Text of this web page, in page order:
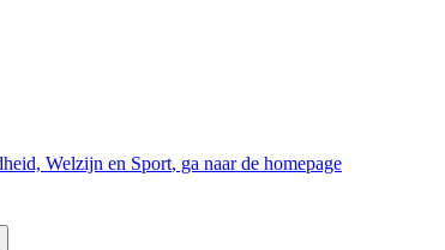
Welzijn en Sport, ga naar de homepage